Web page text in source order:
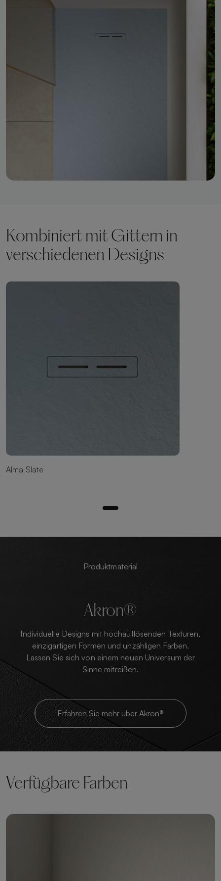
Kombiniert mit Gittern in
verschiedenen Designs
Alma Slate
Produktmaterial
Akron®
Individuelle Designs mit hochauflösenden Texturen,
einzigartigen Formen und unzähligen Farben.
Lassen Sie sich von einem neuen Universum der
Sinne mitreißen.
Erfahren Sie mehr über Akron®
Verfügbare Farben